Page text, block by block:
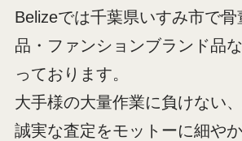
Belizeでは千葉県いすみ市で
品・ファンションブランド品
っております。
大手様の大量作業に負けない
誠実な査定をモットーに細や